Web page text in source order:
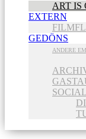
ART IS
EXTERN
GEDÖNS
ANDERE